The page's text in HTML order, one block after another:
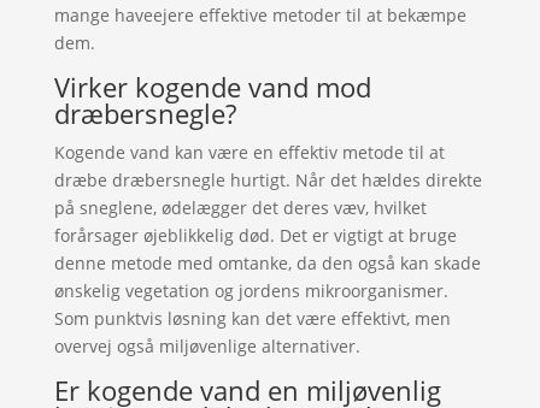
mange haveejere effektive metoder til at bekæmpe
dem.
Virker kogende vand mod
dræbersnegle?
Kogende vand kan være en effektiv metode til at
dræbe dræbersnegle hurtigt. Når det hældes direkte
på sneglene, ødelægger det deres væv, hvilket
forårsager øjeblikkelig død. Det er vigtigt at bruge
denne metode med omtanke, da den også kan skade
ønskelig vegetation og jordens mikroorganismer.
Som punktvis løsning kan det være effektivt, men
overvej også miljøvenlige alternativer.
Er kogende vand en miljøvenlig